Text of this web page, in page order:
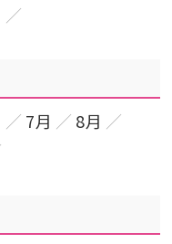
7月
8月